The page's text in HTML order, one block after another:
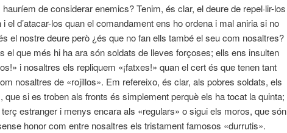
de considerar enemics? Tenim, és clar, el deure de repel·lir-los
el d’atacar-los quan el comandament ens ho ordena i mal aniria si no
el nostre deure però ¿és que no fan ells també el seu com nosaltres?
el que més hi ha ara són soldats de lleves forçoses; ells ens insulten
i nosaltres els repliquem «¡fatxes!» quan el cert és que tenen tant
nosaltres de «rojillos». Em refereixo, és clar, als pobres soldats, els
que si es troben als fronts és simplement perquè els ha tocat la quinta;
estranger i menys encara als «regulars» o sigui els moros, que són
honor com entre nosaltres els tristament famosos «durrutis».